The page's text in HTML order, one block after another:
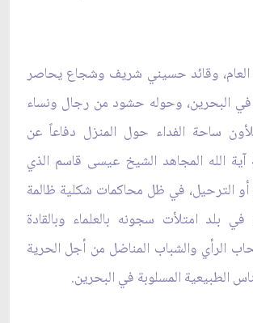
العام، وقائد حسيني شريف وشجاع يحاصر
في البحرين، وحوله حشود من رجال ونساء
ساحة الفداء حول المنزل دفاعاً عن
الله المجاهد الشيخ عيسى قاسم الذي
الترحيل، في ظل محاكمات شكلية ظالمة
في بلد امتلأت سجونه بالعلماء وبالقادة
الرأي والشباب المناضل من أجل الحرية
الطبيعية المسلوبة في البحرين.